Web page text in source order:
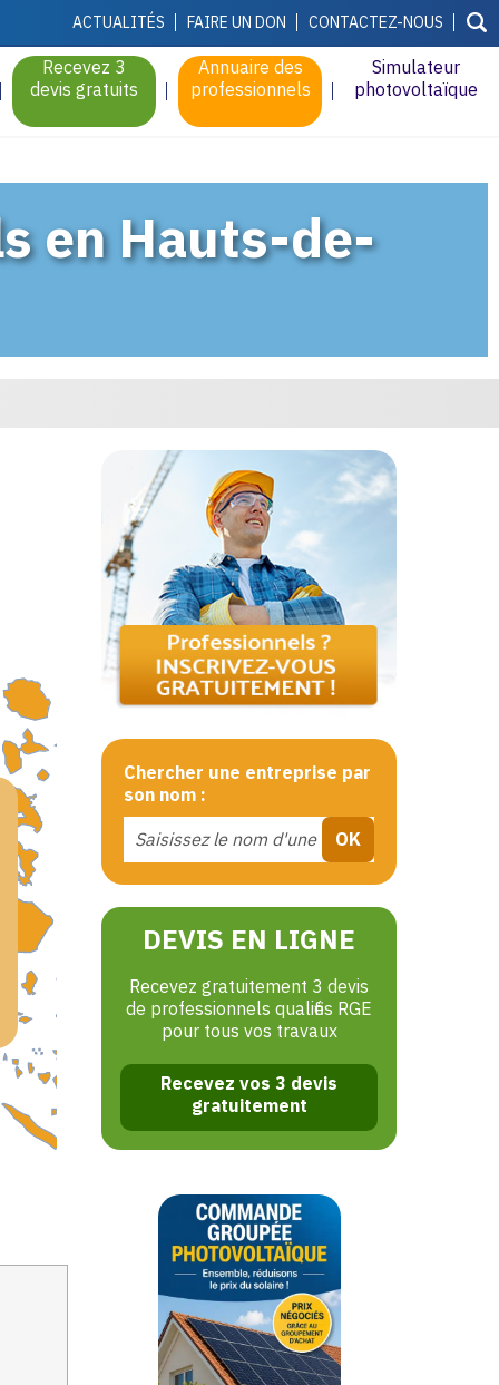
ACTUALITÉS FAIRE UN DON CONTACTEZ-NOUS
Recevez 3
devis gratuits
Annuaire des
professionnels
Simulateur
photovoltaïque
en Hauts-de-
Chercher une entreprise par
son nom :
DEVIS EN LIGNE
Recevez gratuitement 3 devis
de professionnels qualifiés RGE
pour tous vos travaux
Recevez vos 3 devis
gratuitement